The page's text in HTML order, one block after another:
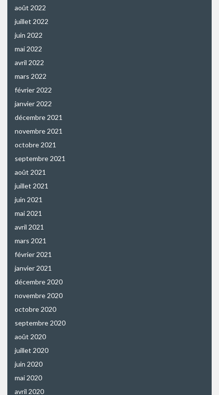
août 2022
juillet 2022
juin 2022
mai 2022
avril 2022
mars 2022
février 2022
janvier 2022
décembre 2021
novembre 2021
octobre 2021
septembre 2021
août 2021
juillet 2021
juin 2021
mai 2021
avril 2021
mars 2021
février 2021
janvier 2021
décembre 2020
novembre 2020
octobre 2020
septembre 2020
août 2020
juillet 2020
juin 2020
mai 2020
avril 2020